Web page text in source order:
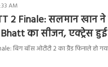
AM
2 Finale: सलमान खान
का सीजन, एक्ट्रेस
बिग बॉस ओटीटी 2 का ग्रैंड फिनाले हो